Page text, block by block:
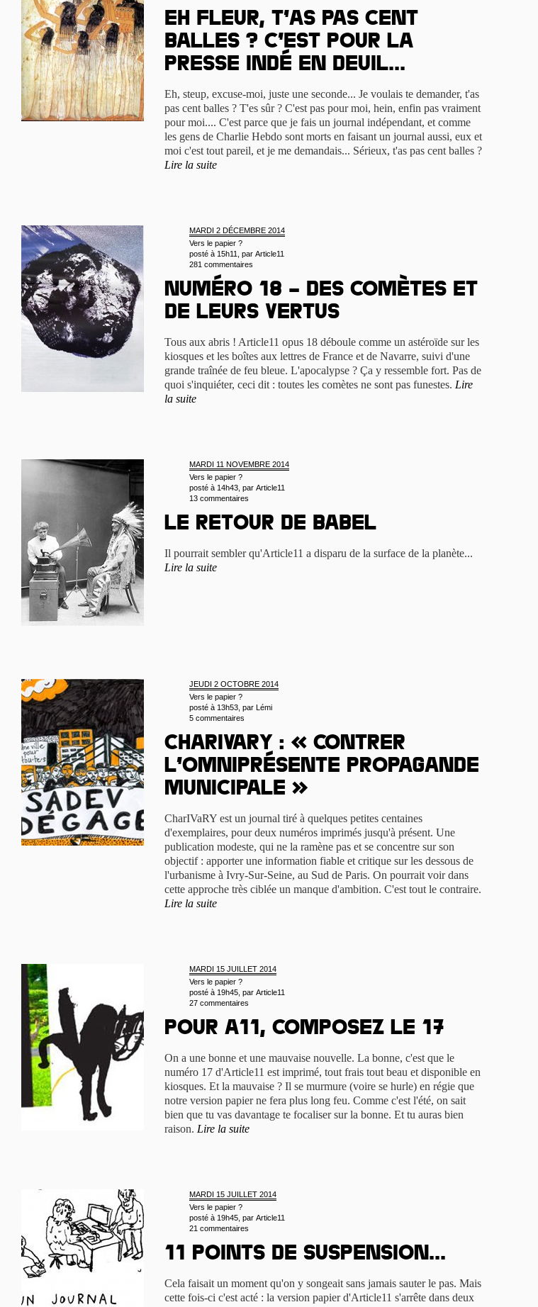
Eh Fleur, t’as pas cent
balles ? C’est pour la
presse indé en deuil...
Eh, steup, excuse-moi, juste une seconde... Je voulais te demander, t'as
pas cent balles ? T'es sûr ? C'est pas pour moi, hein, enfin pas vraiment
pour moi.... C'est parce que je fais un journal indépendant, et comme
les gens de Charlie Hebdo sont morts en faisant un journal aussi, eux et
moi c'est tout pareil, et je me demandais... Sérieux, t'as pas cent balles ?
Lire la suite
MARDI 2 DÉCEMBRE 2014
Vers le papier ?
posté à 15h11, par Article11
281 commentaires
Numéro 18 – Des comètes et
de leurs vertus
Tous aux abris ! Article11 opus 18 déboule comme un astéroïde sur les
kiosques et les boîtes aux lettres de France et de Navarre, suivi d'une
grande traînée de feu bleue. L'apocalypse ? Ça y ressemble fort. Pas de
quoi s'inquiéter, ceci dit : toutes les comètes ne sont pas funestes. Lire
la suite
MARDI 11 NOVEMBRE 2014
Vers le papier ?
posté à 14h43, par Article11
13 commentaires
Le retour de Babel
Il pourrait sembler qu'Article11 a disparu de la surface de la planète...
Lire la suite
JEUDI 2 OCTOBRE 2014
Vers le papier ?
posté à 13h53, par Lémi
5 commentaires
CharIVaRY : « Contrer
l’omniprésente propagande
municipale »
CharIVaRY est un journal tiré à quelques petites centaines
d'exemplaires, pour deux numéros imprimés jusqu'à présent. Une
publication modeste, qui ne la ramène pas et se concentre sur son
objectif : apporter une information fiable et critique sur les dessous de
l'urbanisme à Ivry-Sur-Seine, au Sud de Paris. On pourrait voir dans
cette approche très ciblée un manque d'ambition. C'est tout le contraire.
Lire la suite
MARDI 15 JUILLET 2014
Vers le papier ?
posté à 19h45, par Article11
27 commentaires
Pour A11, composez le 17
On a une bonne et une mauvaise nouvelle. La bonne, c'est que le
numéro 17 d'Article11 est imprimé, tout frais tout beau et disponible en
kiosques. Et la mauvaise ? Il se murmure (voire se hurle) en régie que
notre version papier ne fera plus long feu. Comme c'est l'été, on sait
bien que tu vas davantage te focaliser sur la bonne. Et tu auras bien
raison. Lire la suite
MARDI 15 JUILLET 2014
Vers le papier ?
posté à 19h45, par Article11
21 commentaires
11 points de suspension...
Cela faisait un moment qu'on y songeait sans jamais sauter le pas. Mais
cette fois-ci c'est acté : la version papier d'Article11 s'arrête dans deux